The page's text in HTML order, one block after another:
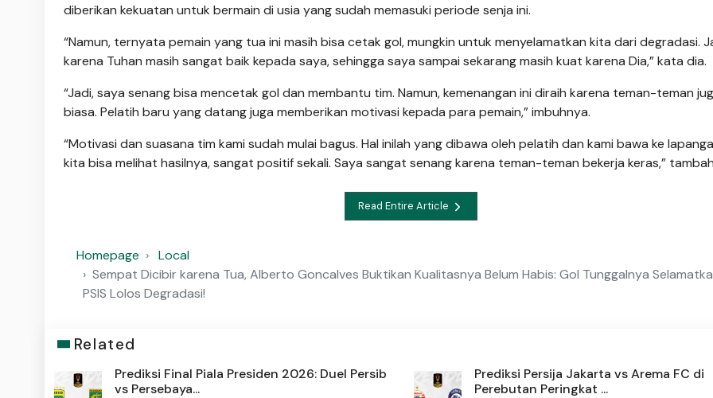
diberikan kekuatan untuk bermain di usia yang sudah memasuki periode senja ini.
“Namun, ternyata pemain yang tua ini masih bisa cetak gol, mungkin untuk menyelamatkan kita dari degradasi.
karena Tuhan masih sangat baik kepada saya, sehingga saya sampai sekarang masih kuat karena Dia,” kata dia.
“Jadi, saya senang bisa mencetak gol dan membantu tim. Namun, kemenangan ini diraih karena teman-teman
biasa. Pelatih baru yang datang juga memberikan motivasi kepada para pemain,” imbuhnya.
“Motivasi dan suasana tim kami sudah mulai bagus. Hal inilah yang dibawa oleh pelatih dan kami bawa ke
kita bisa melihat hasilnya, sangat positif sekali. Saya sangat senang karena teman-teman bekerja keras,”
Read Entire Article
Homepage
Local
Sempat Dicibir karena Tua, Alberto Goncalves Buktikan Kualitasnya Belum Habis: Gol Tunggalnya
PSIS Lolos Degradasi!
Related
Prediksi Final Piala Presiden 2026: Duel Persib
vs Persebaya...
Prediksi Persija Jakarta vs Arema FC di
Perebutan Peringkat ...